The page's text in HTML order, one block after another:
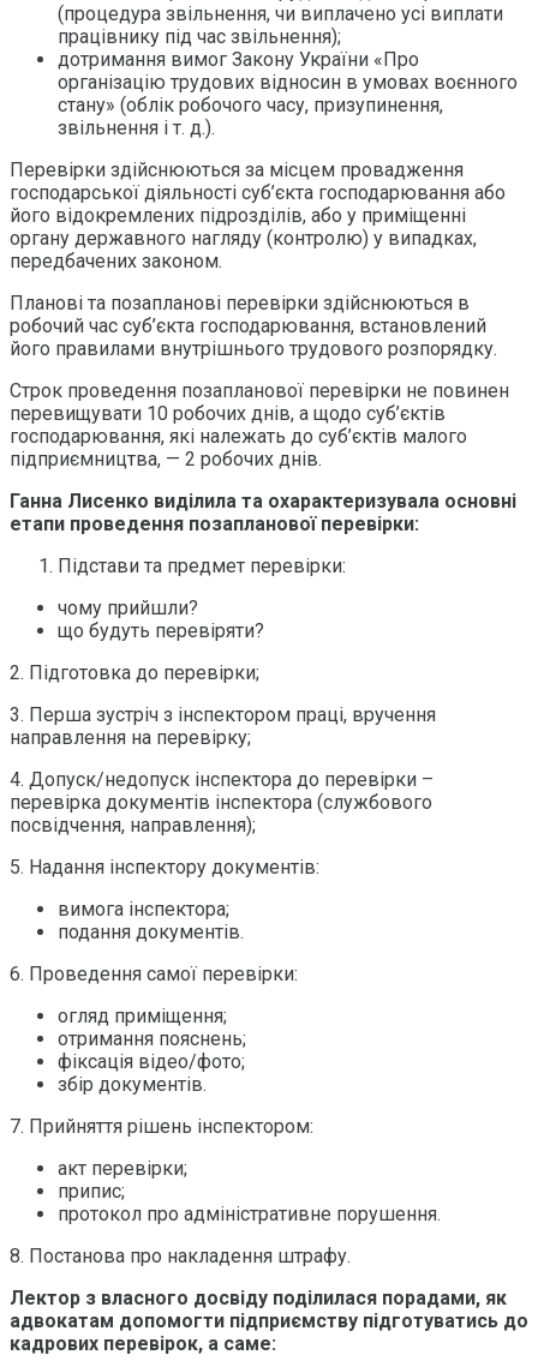
(процедура звільнення, чи виплачено усі виплати
працівнику під час звільнення);
дотримання вимог Закону України «Про
організацію трудових відносин в умовах воєнного
стану» (облік робочого часу, призупинення,
звільнення і т. д.).
Перевірки здійснюються за місцем провадження
господарської діяльності суб’єкта господарювання або
його відокремлених підрозділів, або у приміщенні
органу державного нагляду (контролю) у випадках,
передбачених законом.
Планові та позапланові перевірки здійснюються в
робочий час суб’єкта господарювання, встановлений
його правилами внутрішнього трудового розпорядку.
Строк проведення позапланової перевірки не повинен
перевищувати 10 робочих днів, а щодо суб’єктів
господарювання, які належать до суб’єктів малого
підприємництва, — 2 робочих днів.
Ганна Лисенко виділила та охарактеризувала основні
етапи проведення позапланової перевірки:
Підстави та предмет перевірки:
чому прийшли?
що будуть перевіряти?
2. Підготовка до перевірки;
3. Перша зустріч з інспектором праці, вручення
направлення на перевірку;
4. Допуск/недопуск інспектора до перевірки –
перевірка документів інспектора (службового
посвідчення, направлення);
5. Надання інспектору документів:
вимога інспектора;
подання документів.
6. Проведення самої перевірки:
огляд приміщення;
отримання пояснень;
фіксація відео/фото;
збір документів.
7. Прийняття рішень інспектором:
акт перевірки;
припис;
протокол про адміністративне порушення.
8. Постанова про накладення штрафу.
Лектор з власного досвіду поділилася порадами, як
адвокатам допомогти підприємству підготуватись до
кадрових перевірок, а саме: